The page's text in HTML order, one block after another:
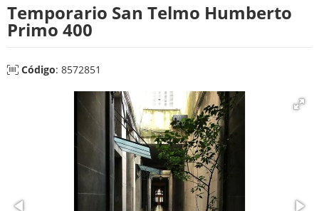
Temporario San Telmo Humberto
Primo 400
Código: 8572851